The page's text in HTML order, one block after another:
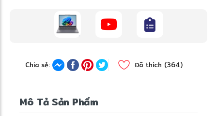
Chia sẻ: Đã thích (364)
Mô Tả Sản Phẩm